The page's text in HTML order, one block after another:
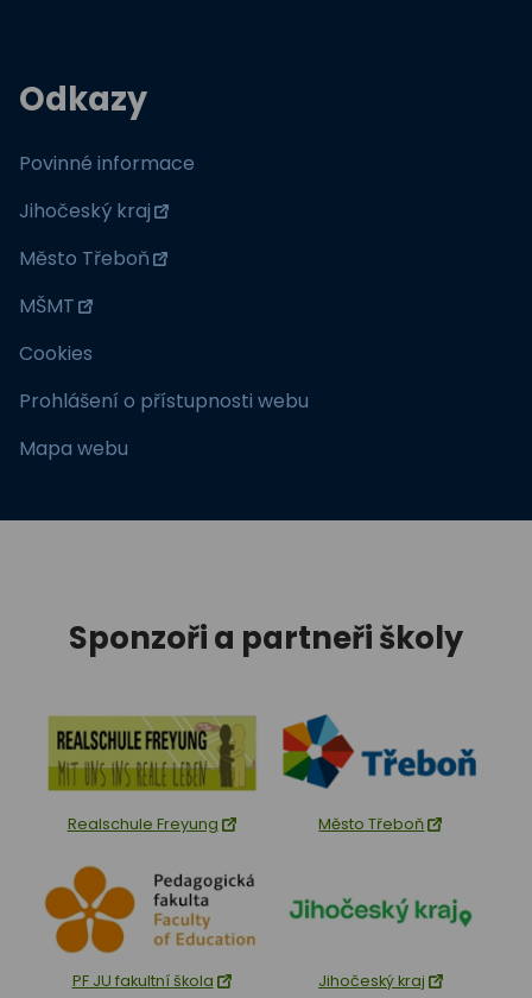
Odkazy
Povinné informace
Jihočeský kraj
Město Třeboň
MŠMT
Cookies
Prohlášení o přístupnosti webu
Mapa webu
Sponzoři a partneři školy
Realschule Freyung Město Třeboň
PF JU fakultní škola Jihočeský kraj